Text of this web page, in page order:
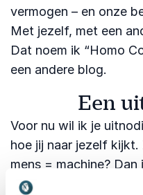
vermogen – en onze
Met jezelf, met een
Dat noem ik “Homo
een andere blog.
Een
Voor nu wil ik je
hoe jij naar jezelf
mens = machine?
moment om daar wat